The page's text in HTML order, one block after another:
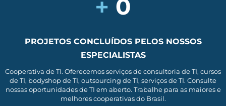
+ 0
PROJETOS CONCLUÍDOS PELOS NOSSOS
ESPECIALISTAS
Cooperativa de TI. Oferecemos serviços de consultoria de TI, cursos
de TI, bodyshop de TI, outsourcing de TI, serviços de TI. Consulte
nossas oportunidades de TI em aberto. Trabalhe para as maiores e
melhores cooperativas do Brasil.